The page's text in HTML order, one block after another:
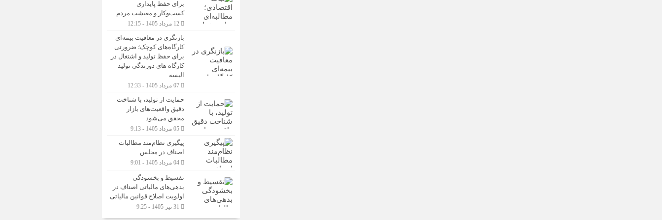
برای حفظ پایداری
کسب‌وکار و معیشت مردم
بازنگری در معافیت بیمه‌ای
کارگاه‌های کوچک؛ ضرورتی
برای حفظ تولید و اشتغال در
کارگاه های دوزندگی تولید
البسه
حمایت از تولید، با شناخت
دقیق واقعیت‌های بازار
محقق می‌شود
پیگیری نظام‌مند مطالبات
اصناف در مجلس
تقسیط و بخشودگی
بدهی‌های مالیاتی اصناف در
اولویت اصلاح قوانین مالیاتی